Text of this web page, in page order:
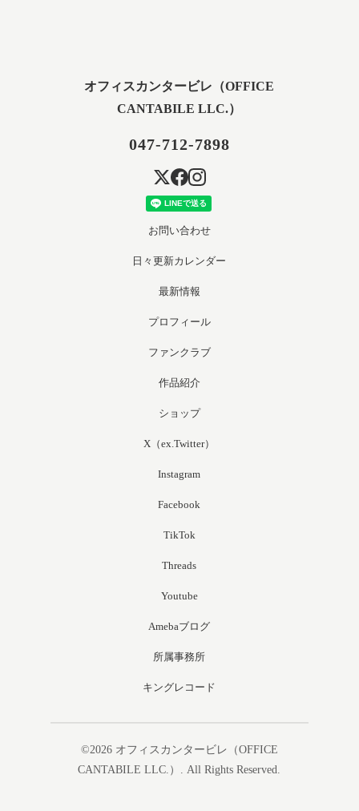
オフィスカンタービレ（OFFICE
CANTABILE LLC.）
047-712-7898
お問い合わせ
日々更新カレンダー
最新情報
プロフィール
ファンクラブ
作品紹介
ショップ
X（ex.Twitter）
Instagram
Facebook
TikTok
Threads
Youtube
Amebaブログ
所属事務所
キングレコード
©2026 オフィスカンタービレ（OFFICE
CANTABILE LLC.）
. All Rights Reserved.